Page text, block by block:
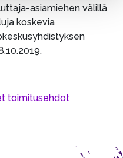
asiamiehen välillä
koskevia
toimitusehdot